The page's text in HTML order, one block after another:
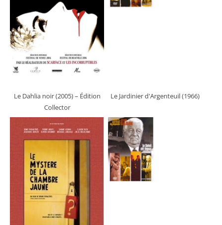
Le Dahlia noir (2005)– Édition
Collector
Le Jardinier d'Argenteuil (1966)